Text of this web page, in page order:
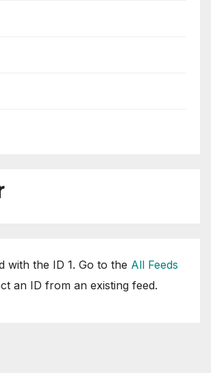
with the ID 1. Go to the All Feeds
an ID from an existing feed.